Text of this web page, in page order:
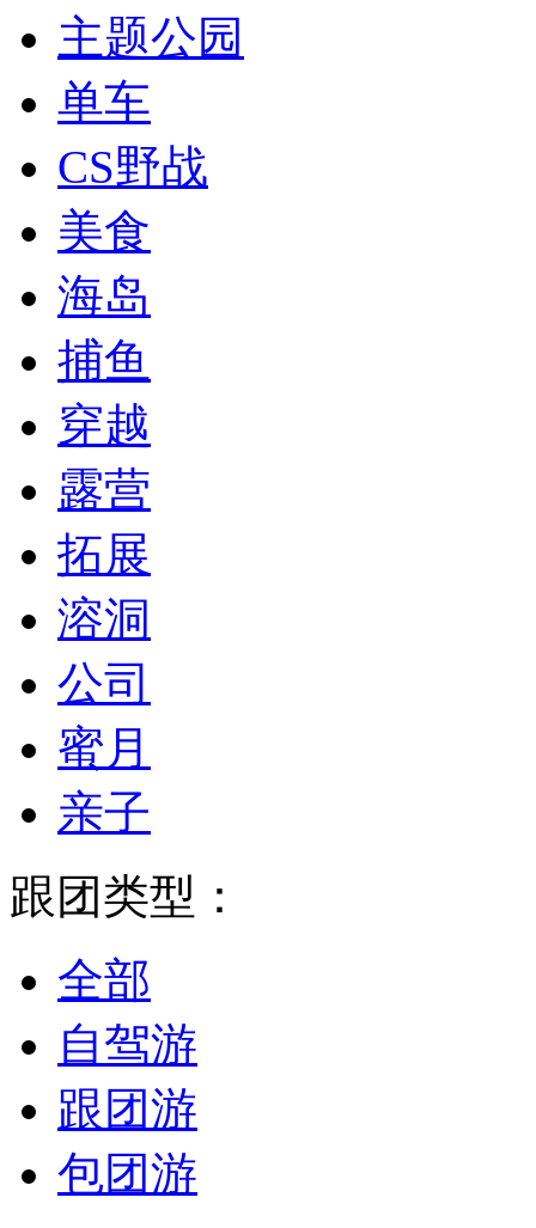
主题公园
单车
CS野战
美食
海岛
捕鱼
穿越
露营
拓展
溶洞
公司
蜜月
亲子
跟团类型：
全部
自驾游
跟团游
包团游